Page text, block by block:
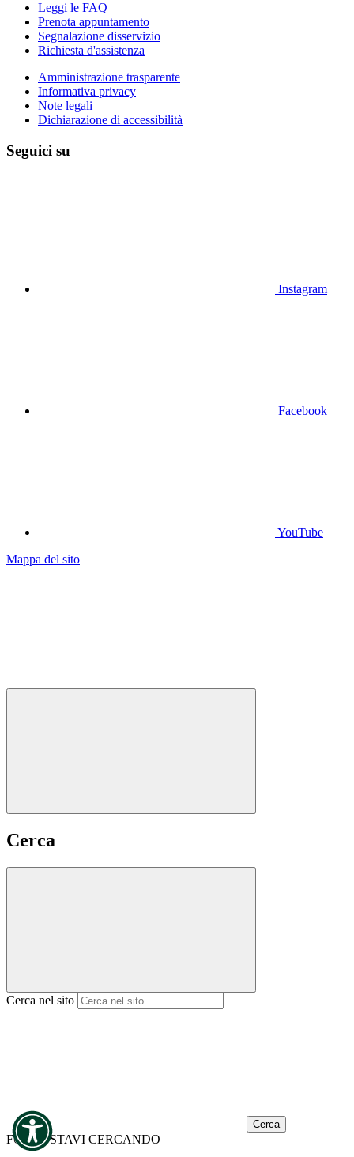
Leggi le FAQ
Prenota appuntamento
Segnalazione disservizio
Richiesta d'assistenza
Amministrazione trasparente
Informativa privacy
Note legali
Dichiarazione di accessibilità
Seguici su
Instagram
Facebook
YouTube
Mappa del sito
Cerca
Cerca nel sito
Cerca
FORSE STAVI CERCANDO